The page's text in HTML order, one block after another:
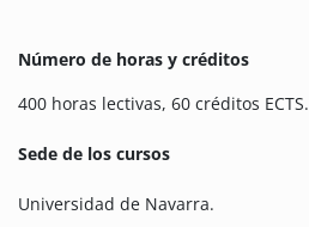
Número de horas y créditos
400 horas lectivas, 60 créditos ECTS.
Sede de los cursos
Universidad de Navarra.